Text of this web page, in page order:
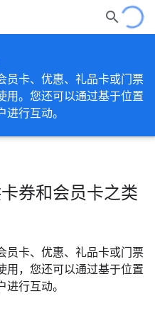
员卡、优惠、礼品卡或门票
用。您还可以通过基于位置
行互动。
券和会员卡之类
员卡、优惠、礼品卡或门票
用，您还可以通过基于位置
行互动。